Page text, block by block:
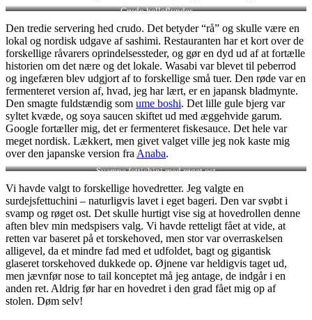
Crudo helleflynder
Den tredie servering hed crudo. Det betyder “rå” og skulle være en
lokal og nordisk udgave af sashimi. Restauranten har et kort over de
forskellige råvarers oprindelsessteder, og gør en dyd ud af at fortælle
historien om det nære og det lokale. Wasabi var blevet til peberrod
og ingefæren blev udgjort af to forskellige små tuer. Den røde var en
fermenteret version af, hvad, jeg har lært, er en japansk bladmynte.
Den smagte fuldstændig som ume boshi. Det lille gule bjerg var
syltet kvæde, og soya saucen skiftet ud med æggehvide garum.
Google fortæller mig, det er fermenteret fiskesauce. Det hele var
meget nordisk. Lækkert, men givet valget ville jeg nok kaste mig
over den japanske version fra Anaba.
Svampe fettichini med røget ost
Vi havde valgt to forskellige hovedretter. Jeg valgte en
surdejsfettuchini – naturligvis lavet i eget bageri. Den var svøbt i
svamp og røget ost. Det skulle hurtigt vise sig at hovedrollen denne
aften blev min medspisers valg. Vi havde retteligt fået at vide, at
retten var baseret på et torskehoved, men stor var overraskelsen
alligevel, da et mindre fad med et udfoldet, bagt og gigantisk
glaseret torskehoved dukkede op. Øjnene var heldigvis taget ud,
men jævnfør nose to tail konceptet må jeg antage, de indgår i en
anden ret. Aldrig før har en hovedret i den grad fået mig op af
stolen. Døm selv!